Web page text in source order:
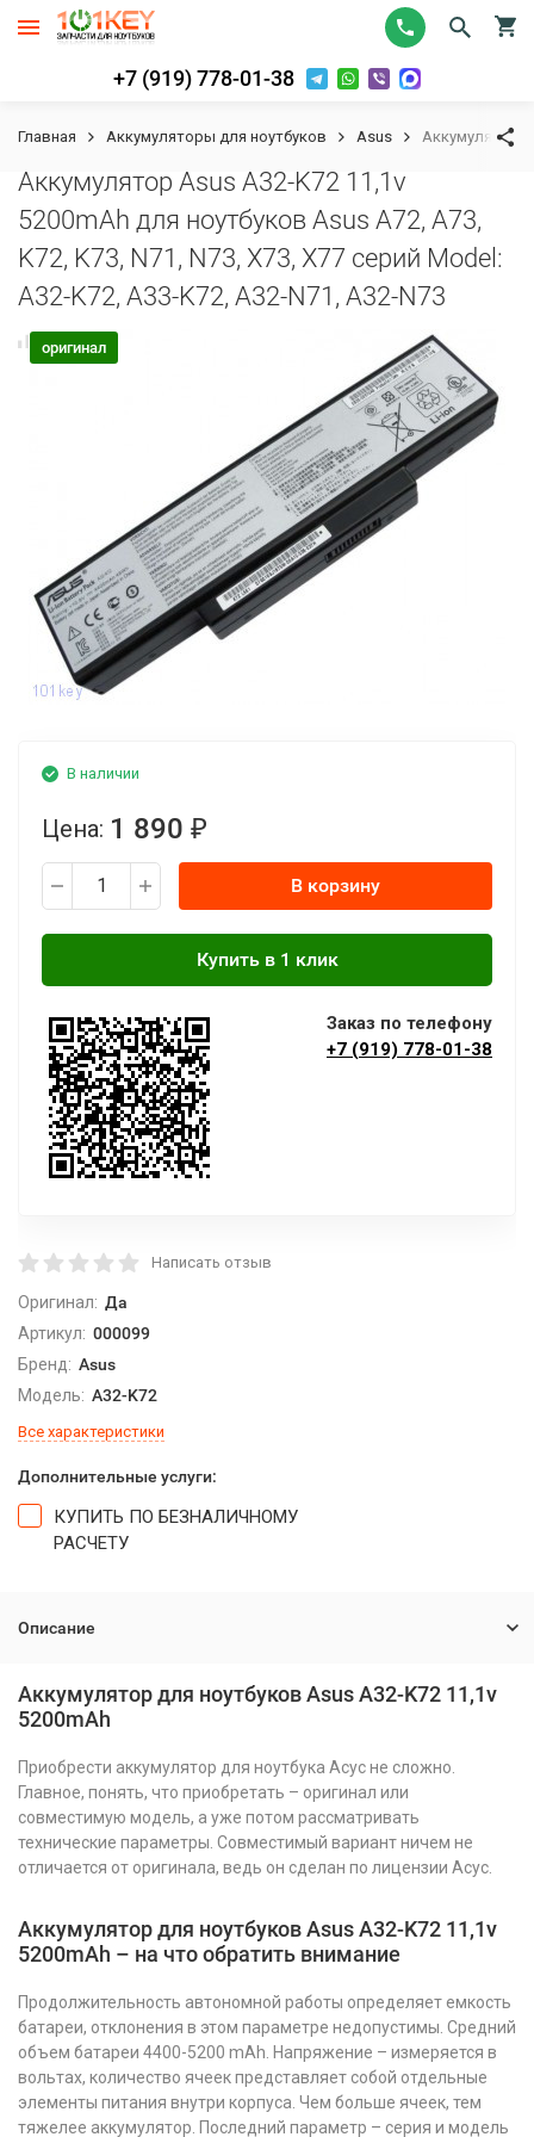
+7 (919) 778-01-38
Главная Аккумуляторы для ноутбуков Asus Аккумулятор
Аккумулятор Asus A32-K72 11,1v
5200mAh для ноутбуков Asus A72, A73,
K72, K73, N71, N73, X73, X77 серий Model:
A32-K72, A33-K72, A32-N71, A32-N73
К сравнению
оригинал
В наличии
Цена: 1 890 ₽
В корзину
Заказ по телефону
+7 (919) 778-01-38
Написать отзыв
Оригинал: Да
Артикул: 000099
Бренд: Asus
Модель: A32-K72
Все характеристики
Дополнительные услуги:
КУПИТЬ ПО БЕЗНАЛИЧНОМУ
РАСЧЕТУ
Описание
Аккумулятор для ноутбуков Asus A32-K72 11,1v
5200mAh
Приобрести аккумулятор для ноутбука Асус не сложно.
Главное, понять, что приобретать – оригинал или
совместимую модель, а уже потом рассматривать
технические параметры. Совместимый вариант ничем не
отличается от оригинала, ведь он сделан по лицензии Асус.
Аккумулятор для ноутбуков Asus A32-K72 11,1v
5200mAh – на что обратить внимание
Продолжительность автономной работы определяет емкость
батареи, отклонения в этом параметре недопустимы. Средний
объем батареи 4400-5200 mAh. Напряжение – измеряется в
вольтах, количество ячеек представляет собой отдельные
элементы питания внутри корпуса. Чем больше ячеек, тем
тяжелее аккумулятор. Последний параметр – серия и модель